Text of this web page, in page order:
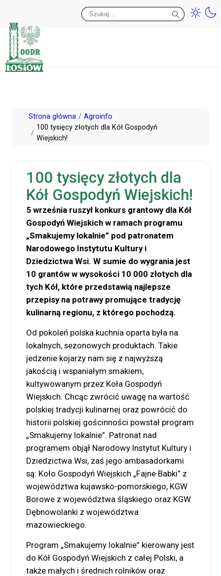
PrzejdźStrona główna
Agroinfo
100 tysięcy złotych dla Kół Gospodyń
Wiejskich!
100 tysięcy złotych dla
Kół Gospodyń Wiejskich!
5 września ruszył konkurs grantowy dla Kół
Gospodyń Wiejskich w ramach programu
„Smakujemy lokalnie” pod patronatem
Narodowego Instytutu Kultury i
Dziedzictwa Wsi. W sumie do wygrania jest
10 grantów w wysokości 10 000 złotych dla
tych Kół, które przedstawią najlepsze
przepisy na potrawy promujące tradycję
kulinarną regionu, z którego pochodzą.
Od pokoleń polska kuchnia oparta była na
lokalnych, sezonowych produktach. Takie
jedzenie kojarzy nam się z najwyższą
jakością i wspaniałym smakiem,
kultywowanym przez Koła Gospodyń
Wiejskich. Chcąc zwrócić uwagę na wartość
polskiej tradycji kulinarnej oraz powrócić do
historii polskiej gościnności powstał program
„Smakujemy lokalnie”. Patronat nad
programem objął Narodowy Instytut Kultury i
Dziedzictwa Wsi, zaś jego ambasadorkami
są: Koło Gospodyń Wiejskich „Fajne Babki” z
województwa kujawsko-pomorskiego, KGW
Borowe z województwa śląskiego oraz KGW
Dębnowolanki z województwa
mazowieckiego.
Program „Smakujemy lokalnie” kierowany jest
do Kół Gospodyń Wiejskich z całej Polski, a
także małych i średnich rolników oraz